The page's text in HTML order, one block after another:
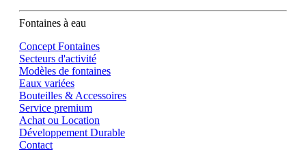
Fontaines à eau
Concept Fontaines
Secteurs d'activité
Modèles de fontaines
Eaux variées
Bouteilles & Accessoires
Service premium
Achat ou Location
Développement Durable
Contact